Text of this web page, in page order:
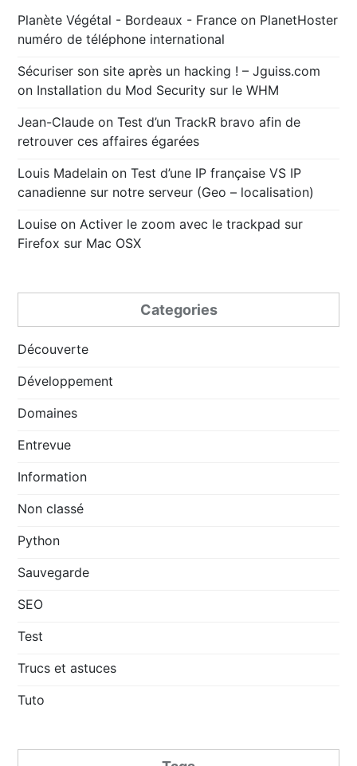
Planète Végétal - Bordeaux - France on PlanetHoster
numéro de téléphone international
Sécuriser son site après un hacking ! – Jguiss.com
on Installation du Mod Security sur le WHM
Jean-Claude onTest d’un TrackR bravo afin de
retrouver ces affaires égarées
Louis Madelain onTest d’une IP française VS IP
canadienne sur notre serveur (Geo – localisation)
Louise onActiver le zoom avec le trackpad sur
Firefox sur Mac OSX
Categories
Découverte
Développement
Domaines
Entrevue
Information
Non classé
Python
Sauvegarde
SEO
Test
Trucs et astuces
Tuto